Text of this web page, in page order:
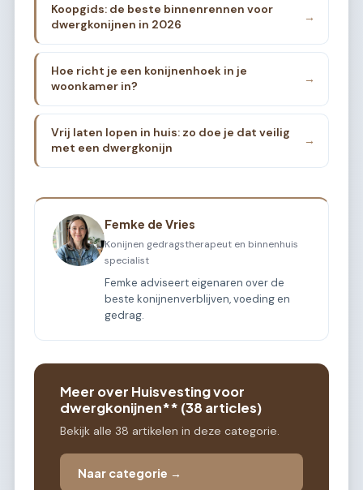
Koopgids: de beste binnenrennen voor
dwergkonijnen in 2026
→
Hoe richt je een konijnenhoek in je
woonkamer in?
→
Vrij laten lopen in huis: zo doe je dat veilig
met een dwergkonijn
→
Femke de Vries
Konijnen gedragstherapeut en binnenhuis
specialist
Femke adviseert eigenaren over de
beste konijnenverblijven, voeding en
gedrag.
Meer over Huisvesting voor
dwergkonijnen** (38 articles)
Bekijk alle 38 artikelen in deze categorie.
Naar categorie →